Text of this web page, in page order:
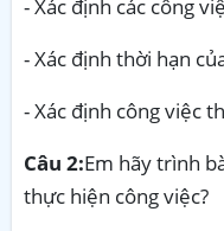
- Xác định các công
- Xác định thời hạn
- Xác định công việc
Câu 2:Em hãy trình
thực hiện công việc?